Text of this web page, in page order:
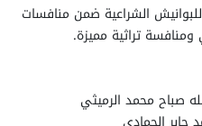
الشراعية ضمن منافسات
تراثية مميزة.
صباح محمد الرميثي